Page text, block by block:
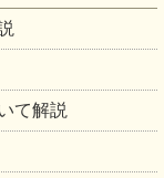
て解説